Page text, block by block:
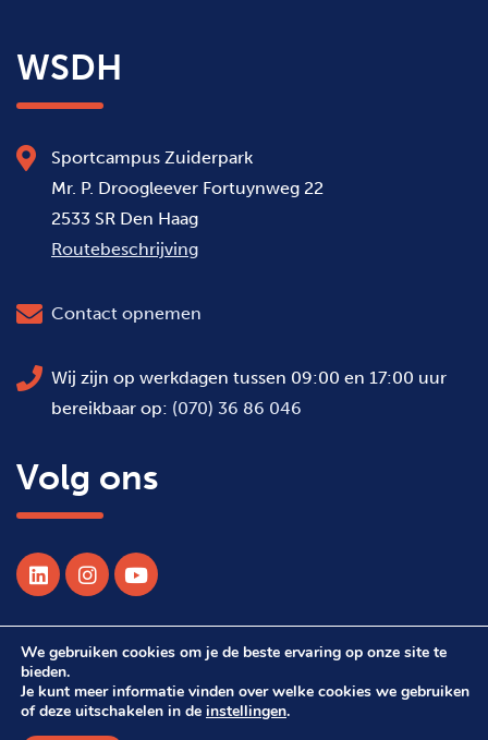
WSDH
Sportcampus Zuiderpark
Mr. P. Droogleever Fortuynweg 22
2533 SR Den Haag
Routebeschrijving
Contact opnemen
Wij zijn op werkdagen tussen 09:00 en 17:00 uur
bereikbaar op: (070) 36 86 046
Volg ons
© 2026 Alle rechten voorbehouden WSDH
We gebruiken cookies om je de beste ervaring op onze site te
bieden.
Je kunt meer informatie vinden over welke cookies we gebruiken
of deze uitschakelen in de instellingen.